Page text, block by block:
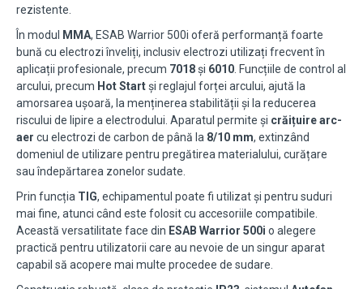
rezistente.
În modul
MMA, ESAB Warrior 500i oferă performanță foarte
bună cu electrozi înveliți, inclusiv electrozi utilizați frecvent în
aplicații profesionale, precum 7018și 6010 . Funcțiile de control al
arcului, precum Hot Startși reglajul forței arcului, ajută la
amorsarea ușoară, la menținerea stabilității și la reducerea
riscului de lipire a electrodului. Aparatul permite și crăițuire arc-
aer cu electrozi de carbon de până la 8/10 mm, extinzând
domeniul de utilizare pentru pregătirea materialului, curățare
sau îndepărtarea zonelor sudate.
Prin funcția TIG, echipamentul poate fi utilizat și pentru suduri
mai fine, atunci când este folosit cu accesoriile compatibile.
Această versatilitate face din ESAB Warrior 500i o alegere
practică pentru utilizatorii care au nevoie de un singur aparat
capabil să acopere mai multe procedee de sudare.